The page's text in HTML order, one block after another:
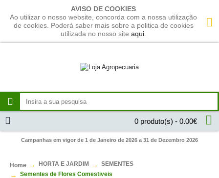
AVISO DE COOKIES
Ao utilizar o nosso website, concorda com a nossa utilização
de cookies. Poderá saber mais sobre a politica de cookies
utilizada no nosso site aqui
0 produto(s) - 0.00€
Campanhas em vigor de 1 de Janeiro de 2026 a 31 de Dezembro 2026
Home HORTA E JARDIM
SEMENTES
Sementes de Flores Comestiveis